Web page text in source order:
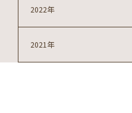
2022年
2021年